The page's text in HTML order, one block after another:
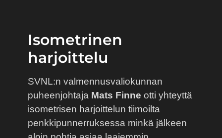
Isometrinen
harjoittelu
SVNL:n valmennusvaliokunnan
puheenjohtaja Mats Finne otti yhteyttä
isometrisen harjoittelun tiimoilta
penkkipunnerruksessa minkä jälkeen